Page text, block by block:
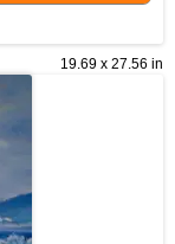
19.69 x 27.56 in